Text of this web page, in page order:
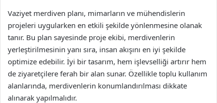
Vaziyet merdiven planı, mimarların ve mühendislerin
projeleri uygularken en etkili şekilde yönlenmesine olanak
tanır. Bu plan sayesinde proje ekibi, merdivenlerin
yerleştirilmesinin yanı sıra, insan akışını en iyi şekilde
optimize edebilir. İyi bir tasarım, hem işlevselliği artırır hem
de ziyaretçilere ferah bir alan sunar. Özellikle toplu kullanım
alanlarında, merdivenlerin konumlandırılması dikkate
alınarak yapılmalıdır.